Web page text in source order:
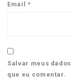
Email *
Salvar meus
que eu comentar.